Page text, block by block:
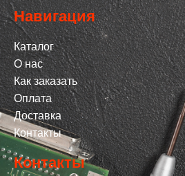
Навигация
Каталог
О нас
Как заказать
Оплата
Доставка
Контакты
Контакты